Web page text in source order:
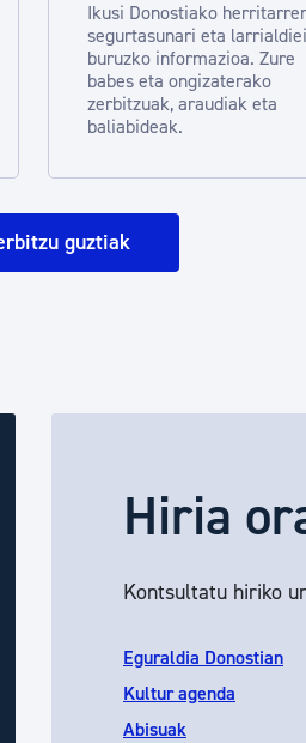
Ikusi Donostiako
segurtasunari eta larrialdiei
buruzko informazioa. Zure
babes eta ongizaterako
zerbitzuak, araudiak eta
baliabideak.
guztiak
Hiria
Kontsultatu hiriko
Eguraldia Donostian
Kultur agenda
Abisuak